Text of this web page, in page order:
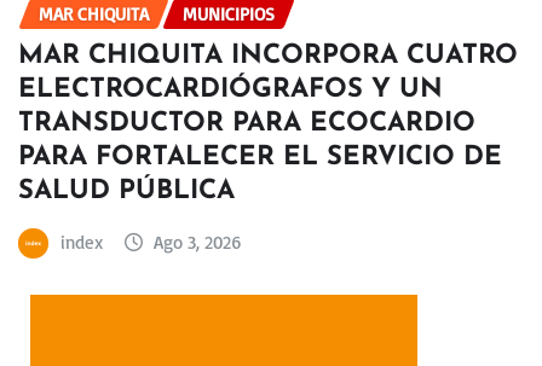
MAR CHIQUITA MUNICIPIOS
MAR CHIQUITA INCORPORA CUATRO
ELECTROCARDIÓGRAFOS Y UN
TRANSDUCTOR PARA ECOCARDIO
PARA FORTALECER EL SERVICIO DE
SALUD PÚBLICA
index Ago 3, 2026